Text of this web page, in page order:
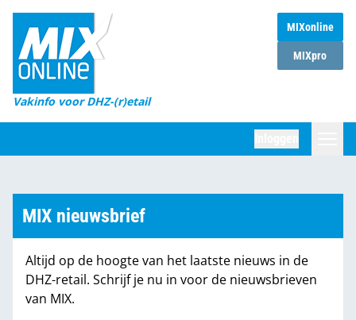
MIXonline
MIXpro
Vakinfo voor DHZ-(r)etail
Home
Magazines
DHZ Sessie
Marktcijfers
Partners
MIX nieuwsbrief
Altijd op de hoogte van het laatste nieuws in de
DHZ-retail. Schrijf je nu in voor de nieuwsbrieven
van MIX.